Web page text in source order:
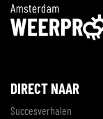
DIRECT NAAR
Succesverhalen